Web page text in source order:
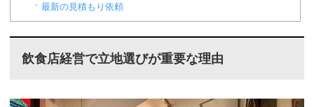
最新の見積もり依頼
飲食店経営で立地選びが重要な理由